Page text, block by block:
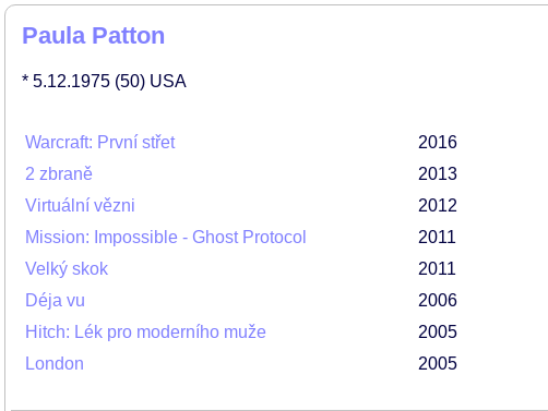
Paula Patton
* 5.12.1975 (50) USA
Warcraft: První střet 2016
2 zbraně
2013
Virtuální vězni
2012
Mission: Impossible - Ghost Protocol
2011
Velký skok
2011
Déja vu
2006
Hitch: Lék pro moderního muže
2005
London
2005